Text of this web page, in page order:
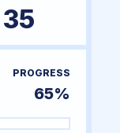
35
PROGRESS
65%